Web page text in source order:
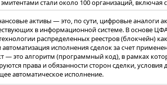
важным фактором является постепенная
начавшаяся с 1 октября, для СЗКО. Это
и на счетах в Центральном банке. Также
каждую неделю привлекает по 250 миллиардов
давления и большой объём корпоративных
одного года.
никогда не сходились одновременно, поэтому
Корпорациям нужно занимать пока есть такая
не из-за убытков, с которыми компании
стали около 100 организаций, включая
активы — это, по сути, цифровые аналоги
в информационной системе. В основе
распределенных реестров (блокчейн)
исполнения сделок за счет
— это алгоритм (программный код), в рамках
права и обязанности сторон сделки,
автоматическое исполнение.